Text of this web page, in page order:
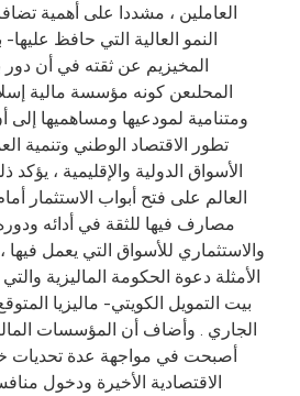
العاملين ، مشددا على أهمية
النمو العالية التي حافظ
المخيزيم عن ثقته في أن دور
المحلىعن كونه مؤسسة مالية
ومتنامية لمودعيها ومساهميها
تطور الاقتصاد الوطني وتنمية
الأسواق الدولية والإقليمية ،
العالم على فتح أبواب الاستثمار
مصارف فيها للثقة في أدائه
والاستثماري للأسواق التي يعمل
الأمثلة دعوة الحكومة الماليزية
بيت التمويل الكويتي- ماليزيا
الجاري . وأضاف أن المؤسسات
أصبحت في مواجهة عدة
الاقتصادية الأخيرة ودخول